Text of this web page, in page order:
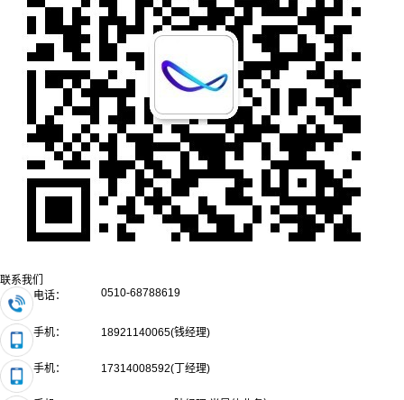
联系我们
电话：
0510-68788619
手机： 18921140065(钱经理)
手机： 17314008592(丁经理)